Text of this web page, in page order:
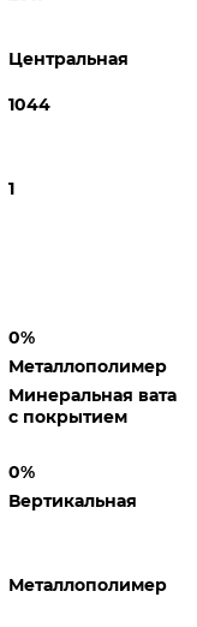
Центральная
1044
1
0%
Металлополимер
Минеральная вата
с покрытием
0%
Вертикальная
Металлополимер